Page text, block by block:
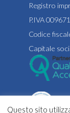
Registro
P.IVA
Codice
Capitale
Questo sito